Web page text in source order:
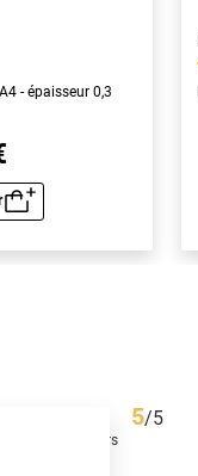
- épaisseur 0,3
rapide
5/5
par un tiers